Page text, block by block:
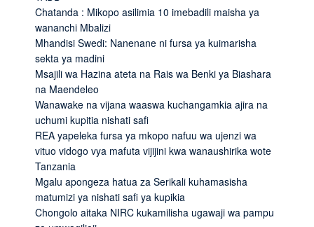
Chatanda : Mikopo asilimia 10 imebadili maisha ya
wananchi Mbalizi
Mhandisi Swedi: Nanenane ni fursa ya kuimarisha
sekta ya madini
Msajili wa Hazina ateta na Rais wa Benki ya Biashara
na Maendeleo
Wanawake na vijana waaswa kuchangamkia ajira na
uchumi kupitia nishati safi
REA yapeleka fursa ya mkopo nafuu wa ujenzi wa
vituo vidogo vya mafuta vijijini kwa wanaushirika wote
Tanzania
Mgalu apongeza hatua za Serikali kuhamasisha
matumizi ya nishati safi ya kupikia
Chongolo aitaka NIRC kukamilisha ugawaji wa pampu